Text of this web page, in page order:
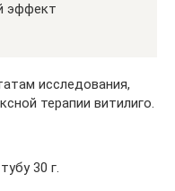
эффект
исследования,
терапии витилиго.
30 г.